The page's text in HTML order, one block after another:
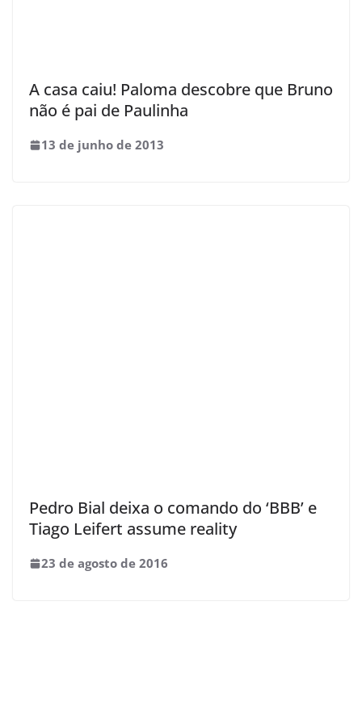
A casa caiu! Paloma descobre que Bruno
não é pai de Paulinha
13 de junho de 2013
Pedro Bial deixa o comando do ‘BBB’ e
Tiago Leifert assume reality
23 de agosto de 2016